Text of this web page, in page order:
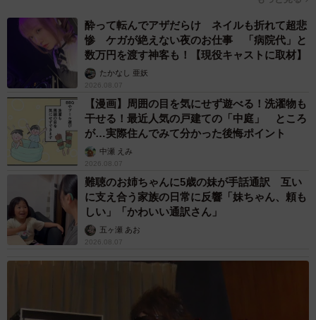
酔って転んでアザだらけ ネイルも折れて超悲
惨 ケガが絶えない夜のお仕事 「病院代」と
数万円を渡す神客も！【現役キャストに取材】
たかなし 亜妖
2026.08.07
【漫画】周囲の目を気にせず遊べる！洗濯物も
干せる！最近人気の戸建ての「中庭」 ところ
が…実際住んでみて分かった後悔ポイント
中瀬 えみ
2026.08.07
難聴のお姉ちゃんに5歳の妹が手話通訳 互い
に支え合う家族の日常に反響「妹ちゃん、頼も
しい」「かわいい通訳さん」
五ヶ瀬 あお
2026.08.07